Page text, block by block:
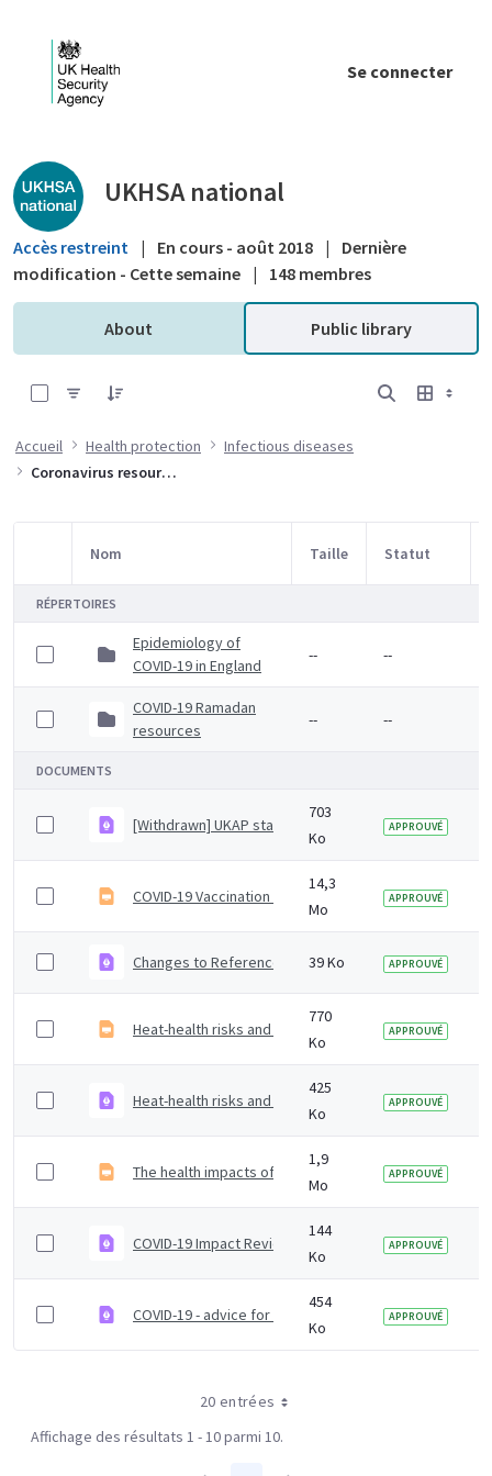
Se connecter
Public library - UKHSA national
UKHSA national
Accès restreint | En cours - août 2018 |
Dernière
modification - Cette semaine | 148 membres
About Public library
Accueil Health protection
Infectious diseases
Coronavirus resources
Sélection d'article
Nom Taille Statut
RÉPERTOIRES
Epidemiology of
COVID-19 in England
-- --
COVID-19 Ramadan
resources
-- --
DOCUMENTS
[Withdrawn] UKAP statement on health clearance and
703
Ko
APPROUVÉ
COVID-19 Vaccination programme core training slide
14,3
Mo
APPROUVÉ
Changes to Reference (Colindale) and Specialist
39 Ko APPROUVÉ
Heat-health risks and COVID-19 &#8211; actions to
770
Ko
APPROUVÉ
Heat-health risks and COVID-19 Actions to prevent
425
Ko
APPROUVÉ
The health impacts of hot weather and the Heatwave
1,9
Mo
APPROUVÉ
COVID-19 Impact Review ToRs
144
Ko
APPROUVÉ
COVID-19 - advice for attending public events
454
Ko
APPROUVÉ
20 entrées
Affichage des résultats 1 - 10 parmi 10.